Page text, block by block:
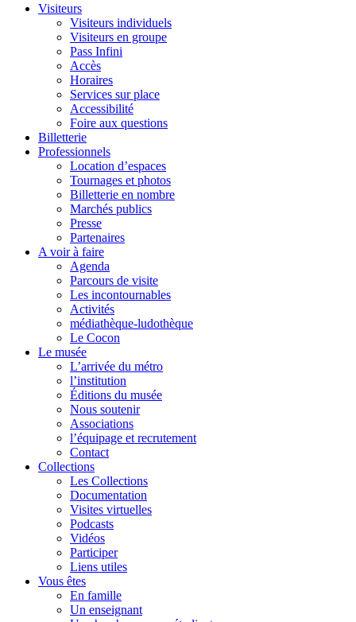
Visiteurs
Visiteurs individuels
Visiteurs en groupe
Pass Infini
Accès
Horaires
Services sur place
Accessibilité
Foire aux questions
Billetterie
Professionnels
Location d’espaces
Tournages et photos
Billetterie en nombre
Marchés publics
Presse
Partenaires
A voir à faire
Agenda
Parcours de visite
Les incontournables
Activités
médiathèque-ludothèque
Le Cocon
Le musée
L’arrivée du métro
l’institution
Éditions du musée
Nous soutenir
Associations
l’équipage et recrutement
Contact
Collections
Les Collections
Documentation
Visites virtuelles
Podcasts
Vidéos
Participer
Liens utiles
Vous êtes
En famille
Un enseignant